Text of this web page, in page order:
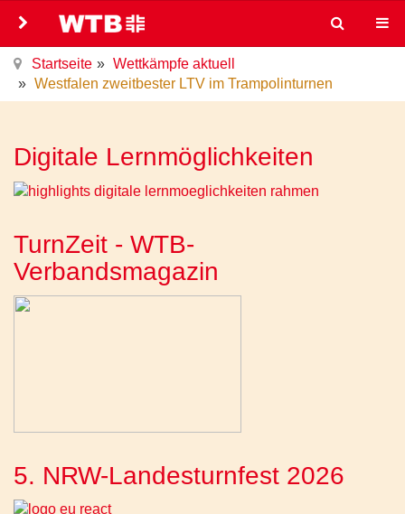
Startseite
Wettkämpfe aktuell
Westfalen zweitbester LTV im Trampolinturnen
Digitale Lernmöglichkeiten
TurnZeit - WTB-
Verbandsmagazin
5. NRW-Landesturnfest 2026